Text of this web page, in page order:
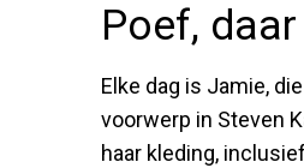
Poef,
Elke dag is Jamie,
voorwerp in Steven
haar kleding,